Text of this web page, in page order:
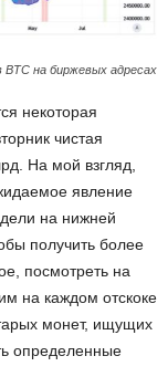
на биржевых адресах
некоторая
чистая
На мой взгляд,
явление
на нижней
получить более
посмотреть на
на каждом отскоке
монет, ищущих
определенные